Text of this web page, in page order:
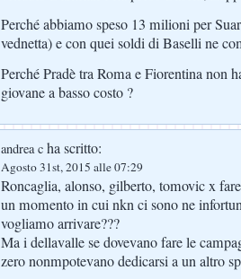
Perché abbiamo speso 13 milioni per
vednetta) e con quei soldi di Baselli ne
Perché Pradè tra Roma e Fiorentina non
giovane a basso costo ?
andrea c ha scritto:
Agosto 31st, 2015 alle 07:29
Roncaglia, alonso, gilberto, tomovic x
un momento in cui nkn ci sono ne
vogliamo arrivare???
Ma i dellavalle se dovevano fare le
zero nonmpotevano dedicarsi a un altro